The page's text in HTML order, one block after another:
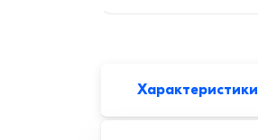
Характеристики